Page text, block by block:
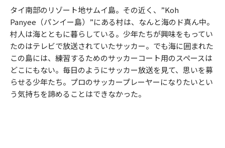
タイ南部のリゾート地サムイ島。その近く、”Koh
Panyee（パンイー島）”にある村は、なんと海のド真ん中。
村人は海とともに暮らしている。少年たちが興味をもってい
たのはテレビで放送されていたサッカー。でも海に囲まれた
この島には、練習するためのサッカーコート用のスペースは
どこにもない。毎日のようにサッカー放送を見て、思いを募
らせる少年たち。プロのサッカープレーヤーになりたいとい
う気持ちを諦めることはできなかった。